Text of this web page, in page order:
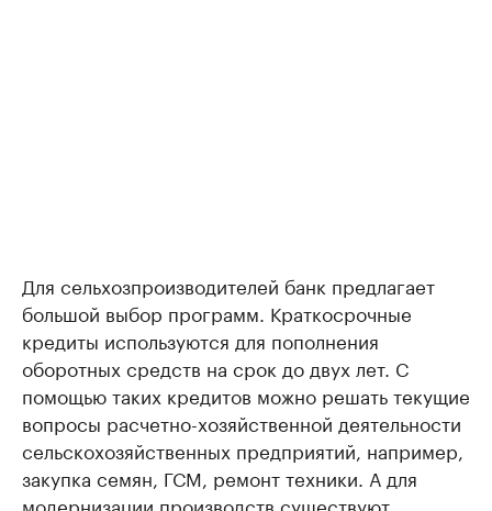
Для сельхозпроизводителей банк предлагает
большой выбор программ. Краткосрочные
кредиты используются для пополнения
оборотных средств на срок до двух лет. С
помощью таких кредитов можно решать текущие
вопросы расчетно-хозяйственной деятельности
сельскохозяйственных предприятий, например,
закупка семян, ГСМ, ремонт техники. А для
модернизации производств существуют